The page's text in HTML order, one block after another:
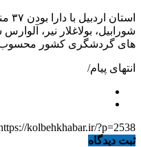
شورابیل، بولاغلار نیر،
های گردشگری کشور
انتهای پیام/
kolbehkhabar.ir/?p=2538
ثبت دیدگاه